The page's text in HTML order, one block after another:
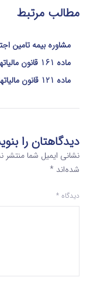
مطالب مرتبط
مشاوره بیمه تامین
ماده 161 قانون مالیاتهای مستقیم
ماده 121 قانون مالیاتهای مستقیم
دیدگاهتان را
نشانی ایمیل شما
شده‌اند *
دیدگاه *